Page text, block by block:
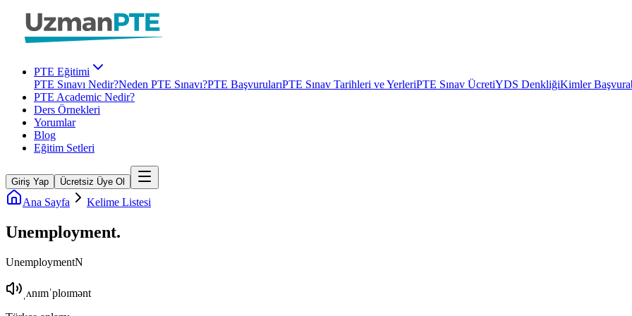
PTE Eğitimi
PTE Sınavı Nedir?Neden PTE Sınavı?PTE BaşvurularıPTE Sınav Tarihleri ve YerleriPTE Sınav ÜcretiYDS DenkliğiKimler
PTE Academic Nedir?
Ders Örnekleri
Yorumlar
Blog
Eğitim Setleri
Giriş Yap Ücretsiz Üye Ol
Ana Sayfa Kelime Listesi
Unemployment.
UnemploymentN
ˌʌnɪmˈploɪmənt